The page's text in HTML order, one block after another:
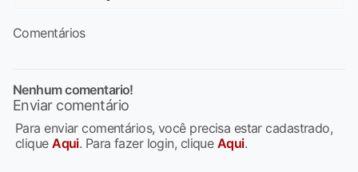
Comentários
Nenhum comentario!
Enviar comentário
Para enviar comentários, você precisa estar cadastrado,
cliqueAqui. Para fazer login, clique Aqui.